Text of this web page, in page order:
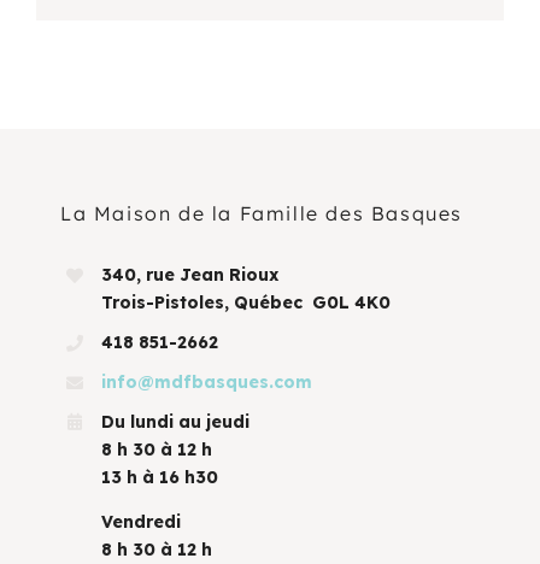
La Maison de la Famille des Basques
340, rue Jean Rioux
Trois-Pistoles, Québec G0L 4K0
418 851-2662
info@mdfbasques.com
Du lundi au jeudi
8 h 30 à 12 h
13 h à 16 h30
Vendredi
8 h 30 à 12 h